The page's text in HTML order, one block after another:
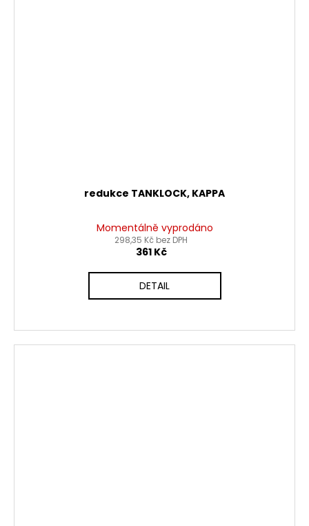
redukce TANKLOCK, KAPPA
Momentálně vyprodáno
298,35 Kč bez DPH
361 Kč
DETAIL